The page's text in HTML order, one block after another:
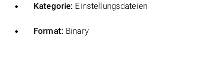
Kategorie: Einstellungsdateien
Format: Binary